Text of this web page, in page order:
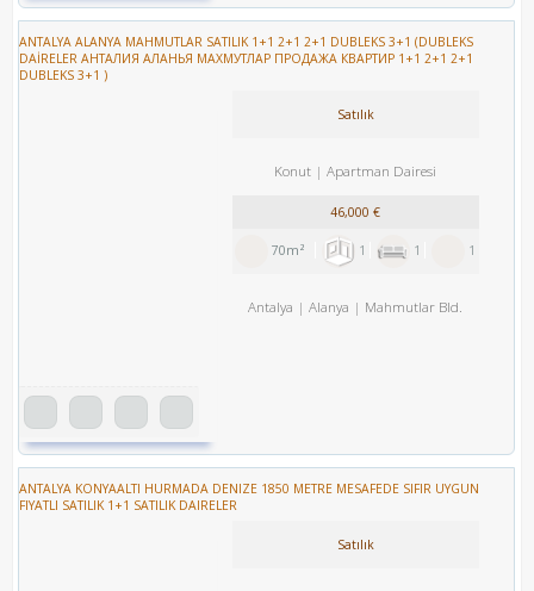
ANTALYA ALANYA MAHMUTLAR SATILIK 1+1 2+1 2+1 DUBLEKS 3+1 (DUBLEKS
DAİRELER АНТАЛИЯ АЛАНЬЯ МАХМУТЛАР ПРОДАЖА КВАРТИР 1+1 2+1 2+1
DUBLEKS 3+1 )
Satılık
Konut Apartman Dairesi
46,000 €
70m² 1 1 1
Antalya Alanya Mahmutlar Bld.
ANTALYA KONYAALTI HURMADA DENIZE 1850 METRE MESAFEDE SIFIR UYGUN
FIYATLI SATILIK 1+1 SATILIK DAIRELER
Satılık